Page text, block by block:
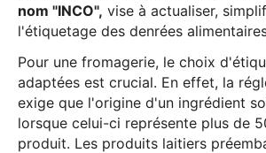
nom "INCO", vise à actualiser,
l'étiquetage des denrées
Pour une fromagerie, le choix
adaptées est crucial. En effet, la
exige que l'origine d'un ingrédient
lorsque celui-ci représente plus de
produit. Les produits laitiers